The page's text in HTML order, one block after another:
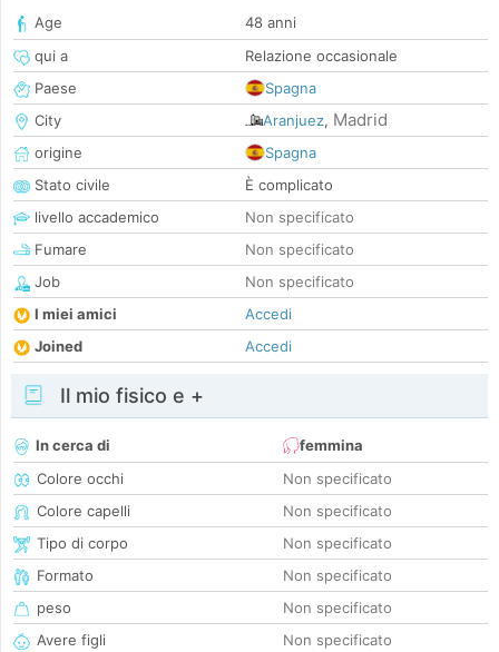
Age
48 anni
qui a
Relazione occasionale
Paese
Spagna
City
Aranjuez, Madrid
origine
Spagna
Stato civile
È complicato
livello accademico
Non specificato
Fumare
Non specificato
Job
Non specificato
I miei amici
Accedi
Joined
Accedi
Il mio fisico e +
In cerca di
femmina
Colore occhi
Non specificato
Colore capelli
Non specificato
Tipo di corpo
Non specificato
Formato
Non specificato
peso
Non specificato
Avere figli
Non specificato